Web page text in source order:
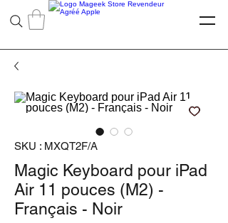
SKU : MXQT2F/A
Magic Keyboard pour iPad
Air 11 pouces (M2) -
Français - Noir